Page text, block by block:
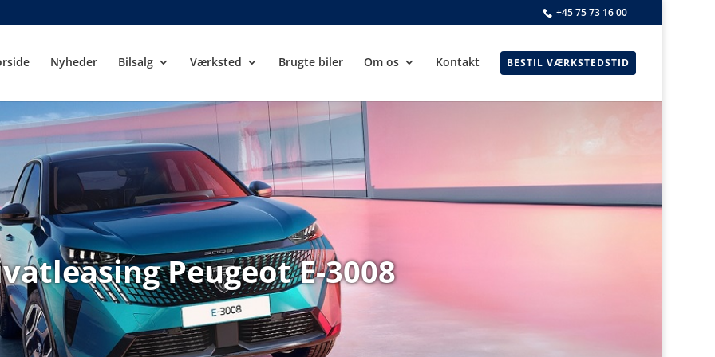
+45 75 73 16 00
Nyheder Bilsalg Værksted Brugte biler Om os Kontakt BESTIL VÆRKSTEDSTID
Peugeot E-3008